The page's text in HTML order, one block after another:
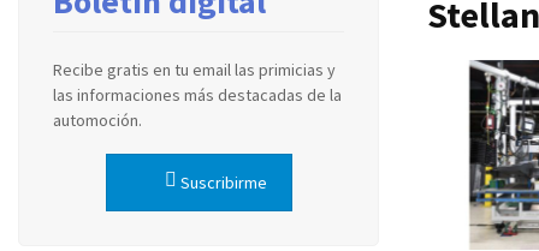
Recibe gratis en tu email las primicias y
las informaciones más destacadas de la
automoción.
Suscribirme